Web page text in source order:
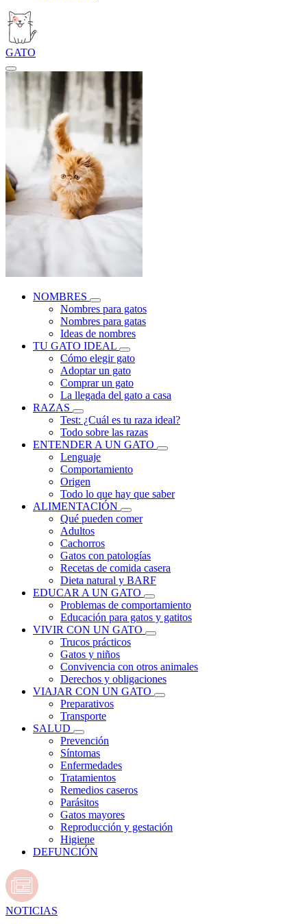
GATO
NOMBRES
Nombres para gatos
Nombres para gatas
Ideas de nombres
TU GATO IDEAL
Cómo elegir gato
Adoptar un gato
Comprar un gato
La llegada del gato a casa
RAZAS
Test: ¿Cuál es tu raza ideal?
Todo sobre las razas
ENTENDER A UN GATO
Lenguaje
Comportamiento
Origen
Todo lo que hay que saber
ALIMENTACIÓN
Qué pueden comer
Adultos
Cachorros
Gatos con patologías
Recetas de comida casera
Dieta natural y BARF
EDUCAR A UN GATO
Problemas de comportamiento
Educación para gatos y gatitos
VIVIR CON UN GATO
Trucos prácticos
Gatos y niños
Convivencia con otros animales
Derechos y obligaciones
VIAJAR CON UN GATO
Preparativos
Transporte
SALUD
Prevención
Síntomas
Enfermedades
Tratamientos
Remedios caseros
Parásitos
Gatos mayores
Reproducción y gestación
Higiene
DEFUNCIÓN
NOTICIAS